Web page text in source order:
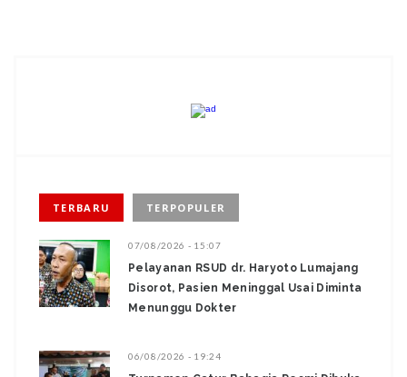
TERBARU TERPOPULER
07/08/2026 - 15:07
Pelayanan RSUD dr. Haryoto Lumajang
Disorot, Pasien Meninggal Usai Diminta
Menunggu Dokter
06/08/2026 - 19:24